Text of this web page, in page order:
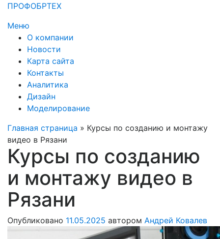
Перейти
содержимому
ПРОФОБРТЕХ
Меню
О компании
Новости
Карта сайта
Контакты
Аналитика
Дизайн
Моделирование
Главная страница » Курсы по созданию и монтажу
видео в Рязани
Курсы по созданию
и монтажу видео в
Рязани
Опубликовано 11.05.2025 автором Андрей Ковалев